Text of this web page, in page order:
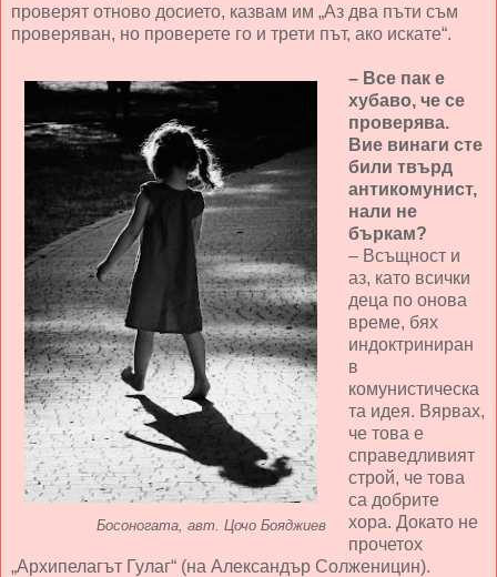
проверят отново досието, казвам им „Аз два пъти съм
проверяван, но проверете го и трети път, ако искате“.
Босоногата, авт. Цочо Бояджиев
– Все пак е
хубаво, че се
проверява.
Вие винаги сте
били твърд
антикомунист,
нали не
бъркам?
– Всъщност и
аз, като всички
деца по онова
време, бях
индоктриниран
в
комунистическа
та идея. Вярвах,
че това е
справедливият
строй, че това
са добрите
хора. Докато не
прочетох
„Архипелагът Гулаг“ (на Александър Солженицин).